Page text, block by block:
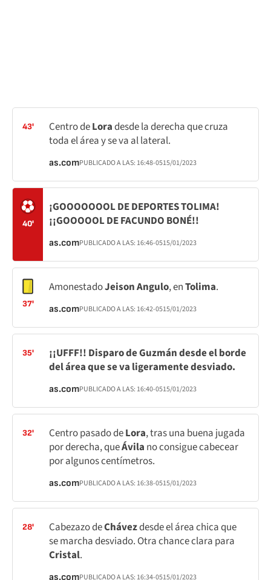
43' Centro deLoradesde la derecha que cruza
toda el área y se va al lateral.
as.comPUBLICADO A LAS: 16:48-0515/01/2023
40'
¡GOOOOOOOL DE DEPORTES TOLIMA!
¡¡GOOOOOL DE FACUNDO BONÉ!!
as.comPUBLICADO A LAS: 16:46-0515/01/2023
37'
AmonestadoJeison Angulo, enTolima.
as.comPUBLICADO A LAS: 16:42-0515/01/2023
35'
¡¡UFFF!! Disparo de Guzmán desde el borde
del área que se va ligeramente desviado.
as.comPUBLICADO A LAS: 16:40-0515/01/2023
32' Centro pasado deLora, tras una buena jugada
por derecha, queÁvila no consigue cabecear
por algunos centímetros.
as.comPUBLICADO A LAS: 16:38-0515/01/2023
28' Cabezazo deChávezdesde el área chica que
se marcha desviado. Otra chance clara para
Cristal.
as.comPUBLICADO A LAS: 16:34-0515/01/2023